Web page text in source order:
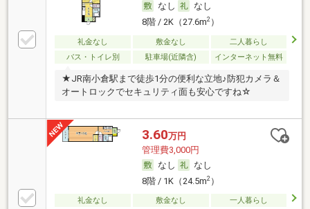
なし
なし
8階 / 2K（27.6m2）
礼金なし 敷金なし
二人暮らし
バス・トイレ別
駐車場(近隣含) インターネット無料
★JR南小倉駅まで徒歩1分の便利な立地♪防犯カメラ＆
オートロックでセキュリティ面も安心ですね☆
3.60万円
管理費3,000円
なし
なし
8階 / 1K（24.5m2）
礼金なし 敷金なし
一人暮らし